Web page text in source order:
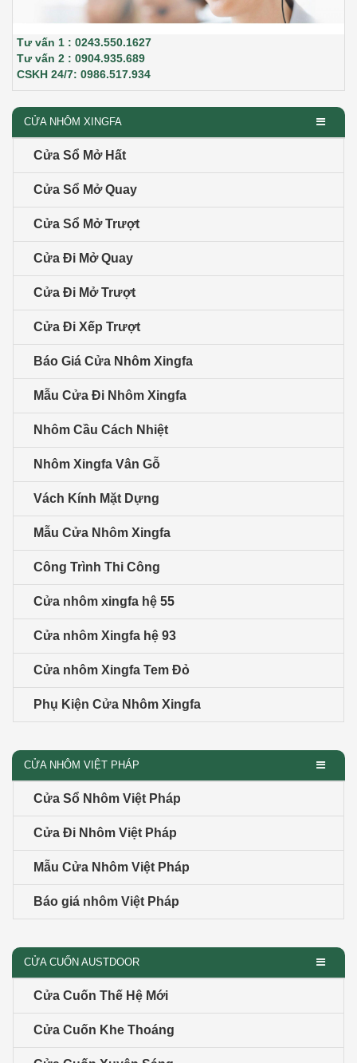
Tư vấn 1 : 0243.550.1627
Tư vấn 2 : 0904.935.689
CSKH 24/7: 0986.517.934
CỬA NHÔM XINGFA
Cửa Sổ Mở Hất
Cửa Sổ Mở Quay
Cửa Sổ Mở Trượt
Cửa Đi Mở Quay
Cửa Đi Mở Trượt
Cửa Đi Xếp Trượt
Báo Giá Cửa Nhôm Xingfa
Mẫu Cửa Đi Nhôm Xingfa
Nhôm Cầu Cách Nhiệt
Nhôm Xingfa Vân Gỗ
Vách Kính Mặt Dựng
Mẫu Cửa Nhôm Xingfa
Công Trình Thi Công
Cửa nhôm xingfa hệ 55
Cửa nhôm Xingfa hệ 93
Cửa nhôm Xingfa Tem Đỏ
Phụ Kiện Cửa Nhôm Xingfa
CỬA NHÔM VIỆT PHÁP
Cửa Sổ Nhôm Việt Pháp
Cửa Đi Nhôm Việt Pháp
Mẫu Cửa Nhôm Việt Pháp
Báo giá nhôm Việt Pháp
CỬA CUỐN AUSTDOOR
Cửa Cuốn Thế Hệ Mới
Cửa Cuốn Khe Thoáng